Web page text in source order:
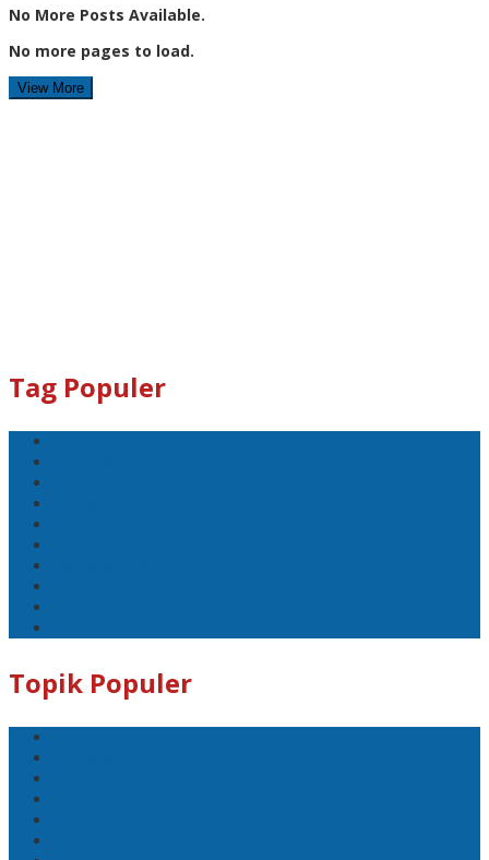
No More Posts Available.
No more pages to load.
View More
Tag Populer
Topik Populer